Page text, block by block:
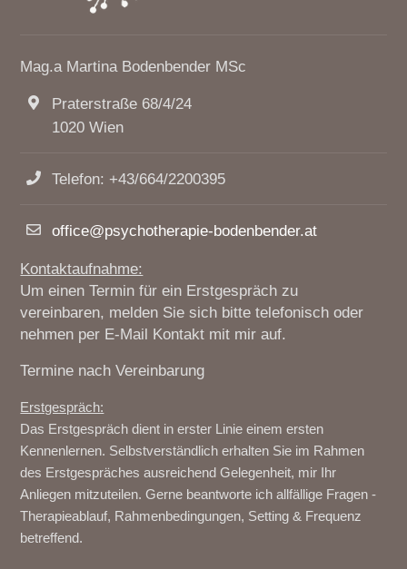
Mag.a Martina Bodenbender MSc
Praterstraße 68/4/24
1020 Wien
Telefon: +43/664/2200395
office@psychotherapie-bodenbender.at
Kontaktaufnahme:
Um einen Termin für ein Erstgespräch zu
vereinbaren, melden Sie sich bitte telefonisch oder
nehmen per E-Mail Kontakt mit mir auf.
Termine nach Vereinbarung
Erstgespräch:
Das Erstgespräch dient in erster Linie einem ersten
Kennenlernen. Selbstverständlich erhalten Sie im Rahmen
des Erstgespräches ausreichend Gelegenheit, mir Ihr
Anliegen mitzuteilen. Gerne beantworte ich allfällige Fragen -
Therapieablauf, Rahmenbedingungen, Setting & Frequenz
betreffend.